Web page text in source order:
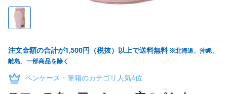
注文金額の合計が1,500円（税抜）以上で送料無料 ※北海道、沖縄、
離島、一部商品を除く
ペンケース・筆箱のカテゴリ人気4位